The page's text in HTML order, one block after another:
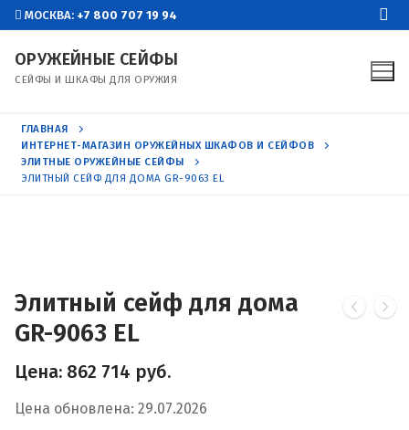
Перейти
содержимому
МОСКВА: +7 800 707 19 94
ОРУЖЕЙНЫЕ СЕЙФЫ
СЕЙФЫ И ШКАФЫ ДЛЯ ОРУЖИЯ
ГЛАВНАЯ
ИНТЕРНЕТ-МАГАЗИН ОРУЖЕЙНЫХ ШКАФОВ И СЕЙФОВ
ЭЛИТНЫЕ ОРУЖЕЙНЫЕ СЕЙФЫ
ЭЛИТНЫЙ СЕЙФ ДЛЯ ДОМА GR-9063 EL
Элитный сейф для дома
GR-9063 EL
Цена: 862 714 руб.
Цена обновлена: 29.07.2026